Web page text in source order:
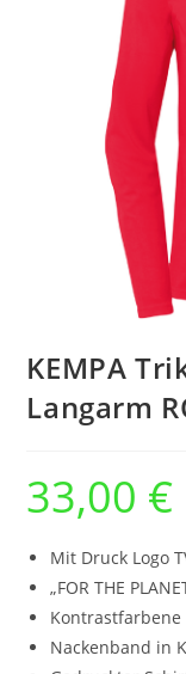
KEMPA
Langarm
33,00 €
Mit Druck Logo
„FOR THE
Kontrastfarbene
Nackenband in